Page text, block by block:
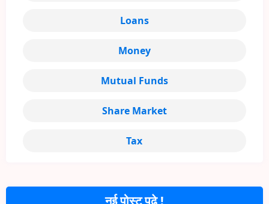
नई पोस्ट पढ़े !
Loans
Money
Mutual Funds
Share Market
Tax